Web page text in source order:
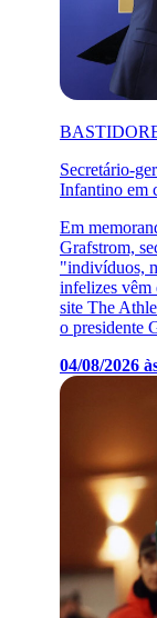
Secretário-
Infantino em
Em
Grafstrom,
"indivíduos,
infelizes vêm
site The
o presidente
04/08/2026